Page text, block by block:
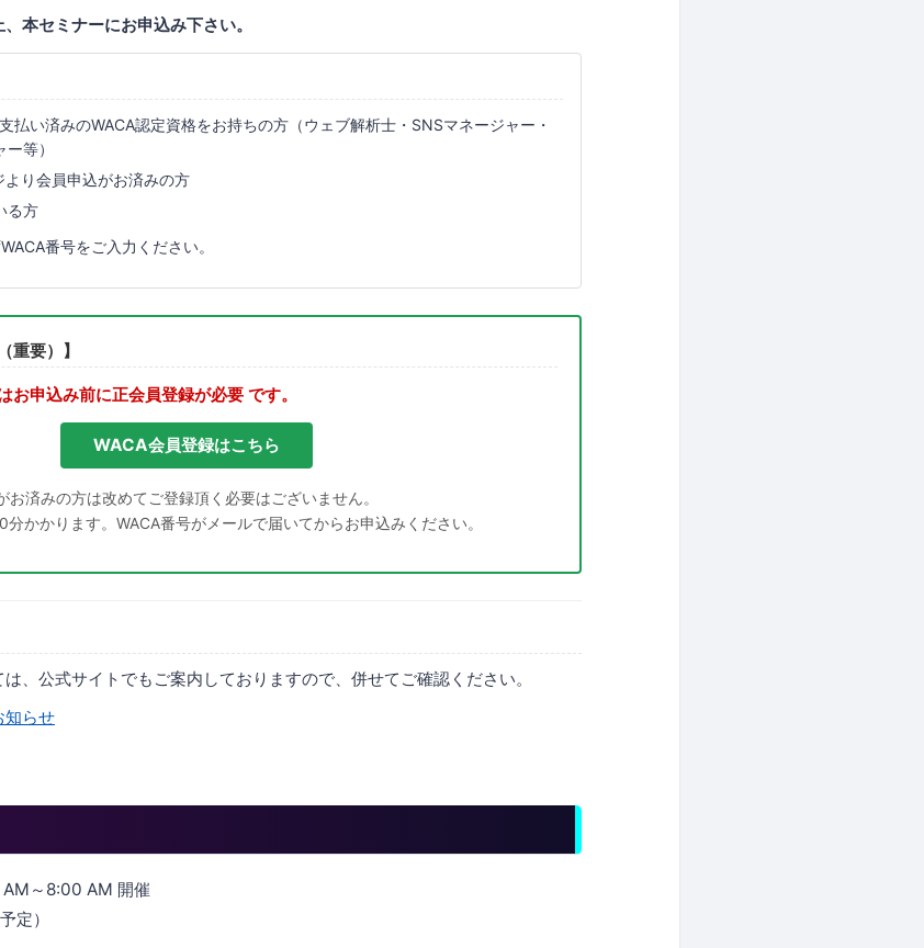
本セミナーにお申込み下さい。
払い済みのWACA認定資格をお持ちの方（ウェブ解析士・SNSマネージャー・
等）
より会員申込がお済みの方
る方
番号をご入力ください。
重要）】
お申込み前に正会員登録が必要 です。
WACA会員登録はこちら
済みの方は改めてご登録頂く必要はございません。
かかります。WACA番号がメールで届いてからお申込みください。
、公式サイトでもご案内しておりますので、併せてご確認ください。
知らせ
～8:00 AM 開催
定）